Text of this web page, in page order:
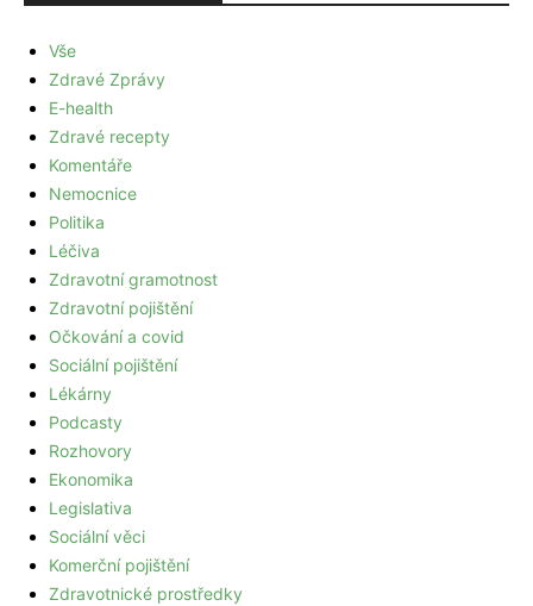
Vše
Zdravé Zprávy
E-health
Zdravé recepty
Komentáře
Nemocnice
Politika
Léčiva
Zdravotní gramotnost
Zdravotní pojištění
Očkování a covid
Sociální pojištění
Lékárny
Podcasty
Rozhovory
Ekonomika
Legislativa
Sociální věci
Komerční pojištění
Zdravotnické prostředky